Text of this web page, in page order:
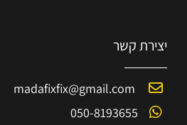
יצירת קשר
madafixfix@gmail.com
050-8193655